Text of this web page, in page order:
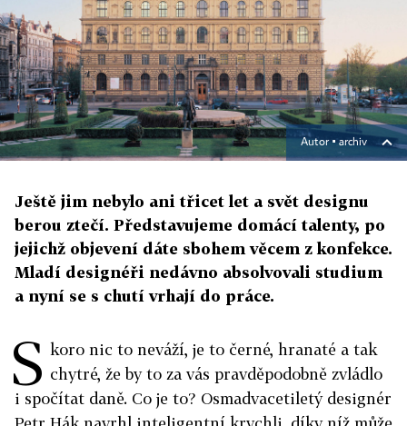
Autor ▪archiv
Ještě jim nebylo ani třicet let a svět designu
berou ztečí. Představujeme domácí talenty, po
jejichž objevení dáte sbohem věcem z konfekce.
Mladí designéři nedávno absolvovali studium
a nyní se s chutí vrhají do práce.
S koro nic to neváží, je to černé, hranaté a tak
chytré, že by to za vás pravděpodobně zvládlo
i spočítat daně. Co je to? Osmadvacetiletý designér